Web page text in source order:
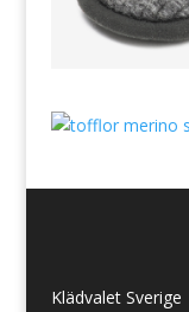
Klädvalet Sverige